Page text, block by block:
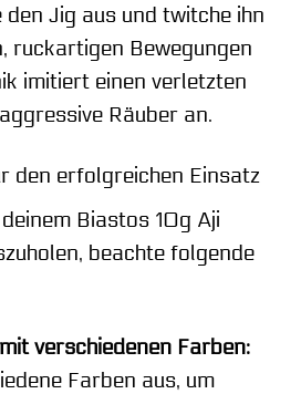
Jig aus und twitche ihn
ruckartigen Bewegungen
imitiert einen verletzten
Räuber an.
den erfolgreichen Einsatz
Biastos 10g Aji
beachte folgende
verschiedenen Farben:
Farben aus, um